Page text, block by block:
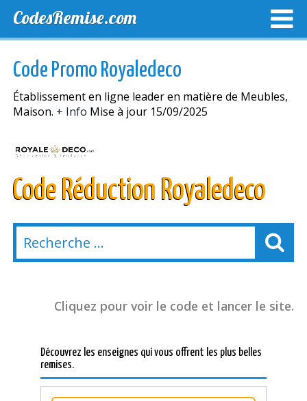
CodesRemise.com
NOUVELLES MAGASINS
Code Promo Royaledeco
Établissement en ligne leader en matière de Meubles,
Maison. + Info Mise à jour 15/09/2025
Code Réduction Royaledeco
Cliquez pour voir le code et lancer le site.
Découvrez les enseignes qui vous offrent les plus belles
remises.